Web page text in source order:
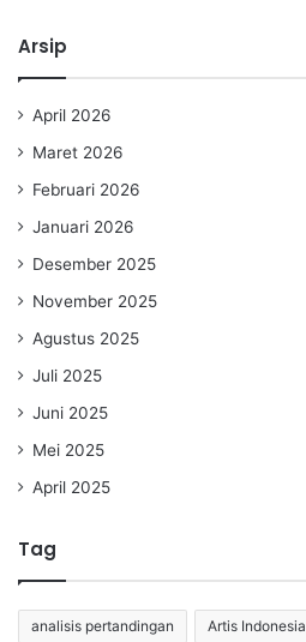
Arsip
April 2026
Maret 2026
Februari 2026
Januari 2026
Desember 2025
November 2025
Agustus 2025
Juli 2025
Juni 2025
Mei 2025
April 2025
Tag
analisis pertandingan Artis Indonesia